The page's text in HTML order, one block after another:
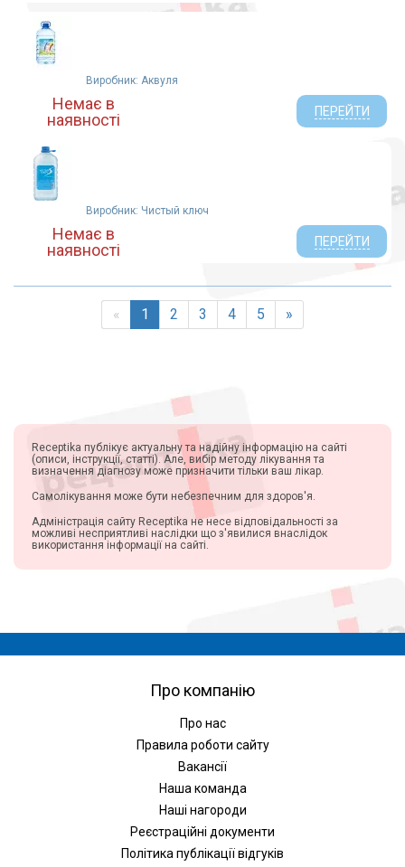
Виробник: Аквуля
Немає в
наявності
ПЕРЕЙТИ
Виробник: Чистый ключ
Немає в
наявності
ПЕРЕЙТИ
« 1 2 3 4 5 »
Receptika публікує актуальну та надійну інформацію на сайті
(описи, інструкції, статті). Але, вибір методу лікування та
визначення діагнозу може призначити тільки ваш лікар.
Самолікування може бути небезпечним для здоров'я.
Адміністрація сайту Receptika не несе відповідальності за
можливі несприятливі наслідки що з'явилися внаслідок
використання інформації на сайті.
Про компанію
Про нас
Правила роботи сайту
Вакансії
Наша команда
Наші нагороди
Реєстраційні документи
Політика публікації відгуків